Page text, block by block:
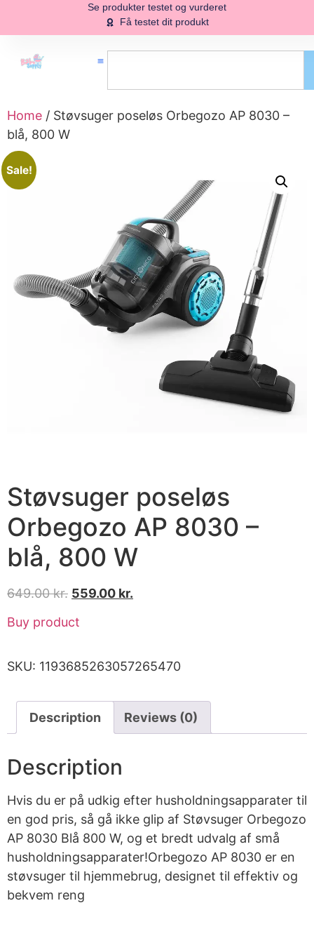
Se produkter testet og vurderet
Få testet dit produkt
Home / Støvsuger poseløs Orbegozo AP 8030 –
blå, 800 W
Sale!
Støvsuger poseløs
Orbegozo AP 8030 –
blå, 800 W
649.00kr. 559.00 kr.
Buy product
SKU: 1193685263057265470
Description Reviews (0)
Description
Hvis du er på udkig efter husholdningsapparater til
en god pris, så gå ikke glip af Støvsuger Orbegozo
AP 8030 Blå 800 W, og et bredt udvalg af små
husholdningsapparater!Orbegozo AP 8030 er en
støvsuger til hjemmebrug, designet til effektiv og
bekvem reng